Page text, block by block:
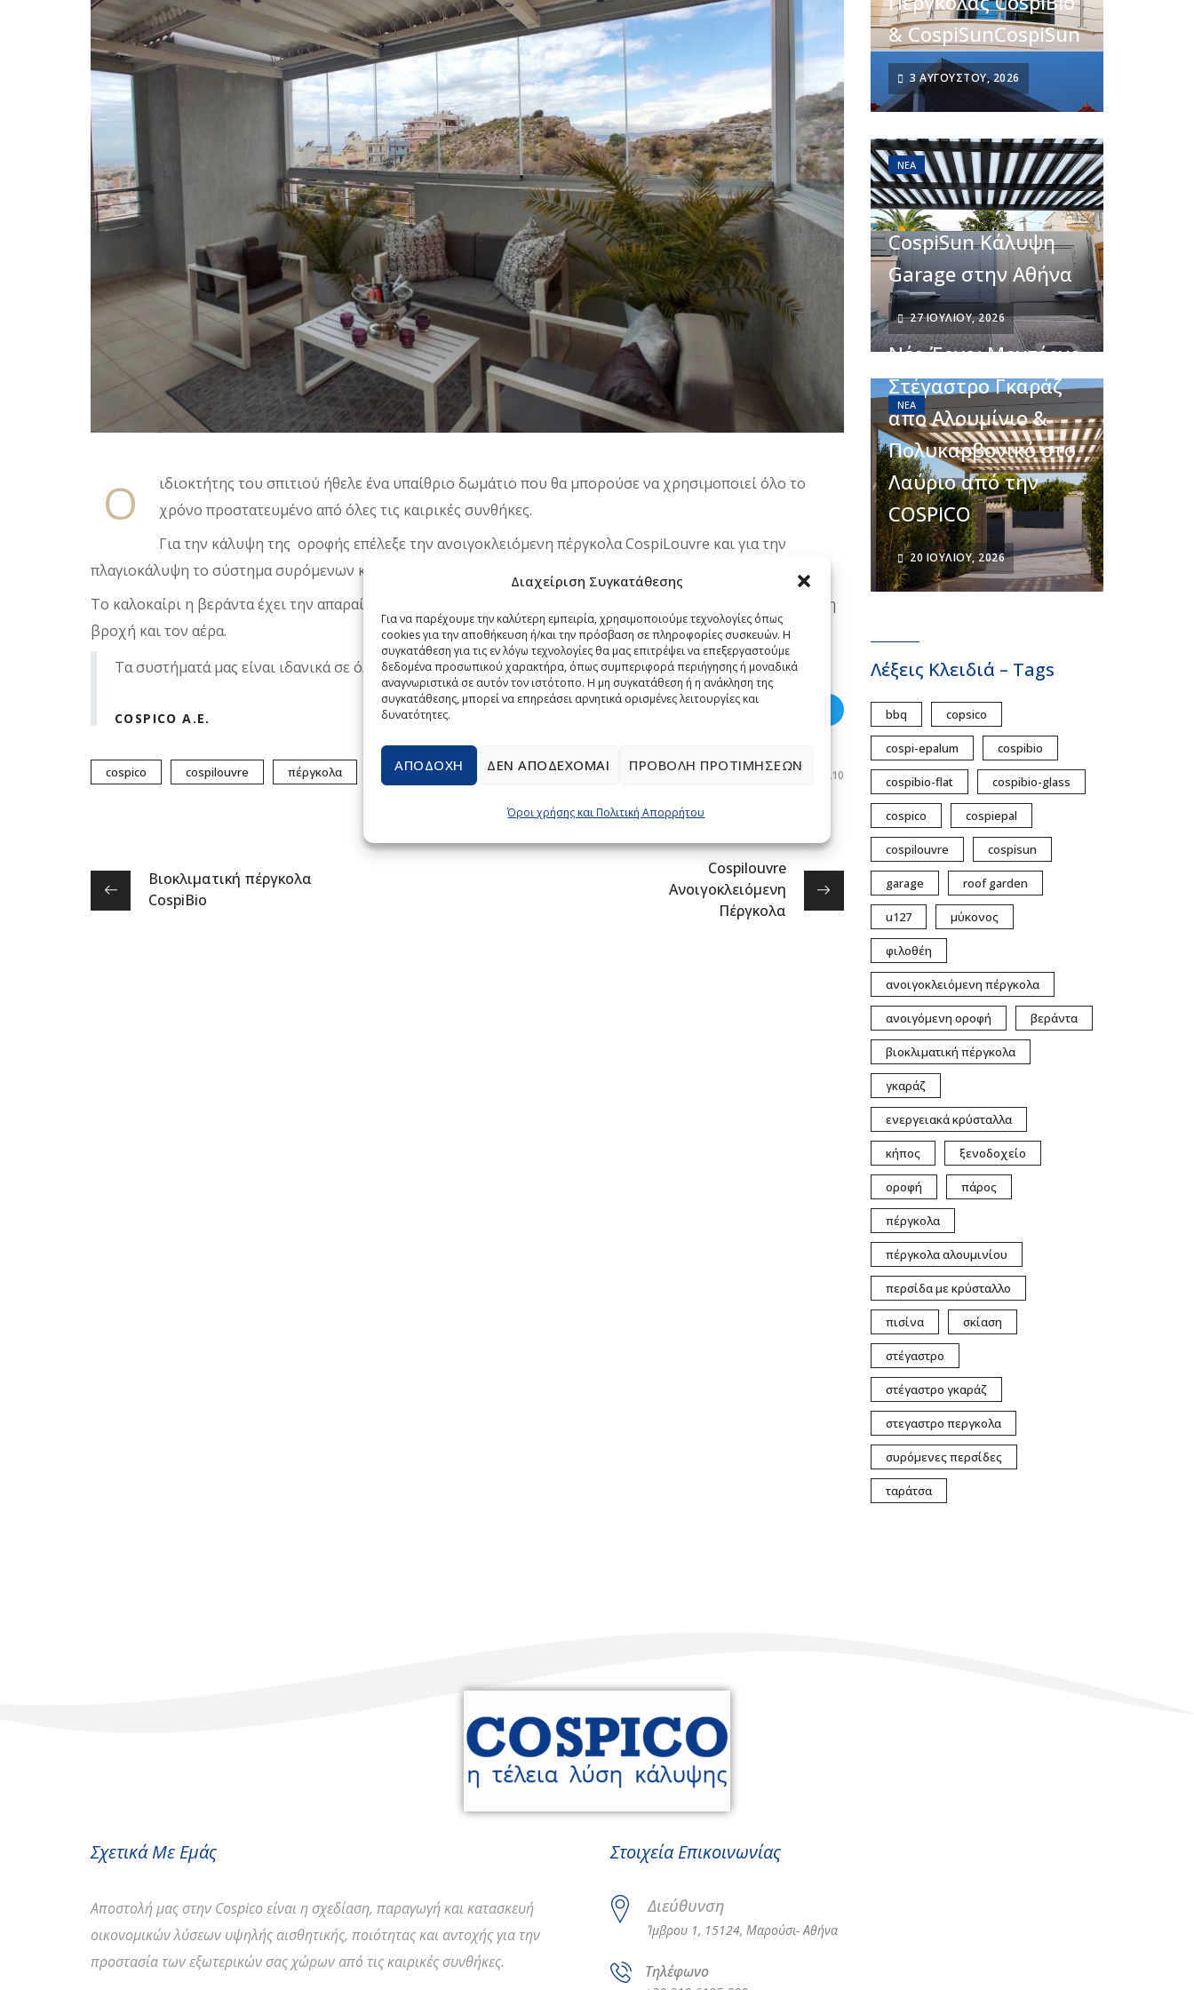
Διαχείριση Συγκατάθεσης
Για να παρέχουμε την καλύτερη εμπειρία, χρησιμοποιούμε τεχνολογίες όπως
cookies για την αποθήκευση ή/και την πρόσβαση σε πληροφορίες συσκευών. Η
συγκατάθεση για τις εν λόγω τεχνολογίες θα μας επιτρέψει να επεξεργαστούμε
δεδομένα προσωπικού χαρακτήρα, όπως συμπεριφορά περιήγησης ή μοναδικά
αναγνωριστικά σε αυτόν τον ιστότοπο. Η μη συγκατάθεση ή η ανάκληση της
συγκατάθεσης, μπορεί να επηρεάσει αρνητικά ορισμένες λειτουργίες και
δυνατότητες.
ΑΠΟΔΟΧΉ ΔΕΝ ΑΠΟΔΈΧΟΜΑΙ ΠΡΟΒΟΛΉ ΠΡΟΤΙΜΉΣΕΩΝ
Όροι χρήσης και Πολιτική Απορρήτου
Ο
ιδιοκτήτης του σπιτιού ήθελε ένα υπαίθριο δωμάτιο που θα μπορούσε να χρησιμοποιεί όλο το
χρόνο προστατευμένο από όλες τις καιρικές συνθήκες.
Για την κάλυψη της οροφής επέλεξε την ανοιγοκλειόμενη πέργκολα CospiLouvre και για την
πλαγιοκάλυψη το σύστημα συρόμενων κρυστάλλων CospiEpal.
Το καλοκαίρι η βεράντα έχει την απαραίτητη σκίαση από την πέργκολα και το χειμώνα προστατεύεται από τη
βροχή και τον αέρα.
Τα συστήματά μας είναι ιδανικά σε όλες τις εποχές του χρόνου!
COSPICO A.E.
cospico cospilouvre πέργκολα 210
Βιοκλιματική πέργκολα
CospiBio
Cospilouvre
Ανοιγοκλειόμενη
Πέργκολα
& CospiSunCospiSun
3 ΑΥΓΟΎΣΤΟΥ, 2026
CospiSun Κάλυψη
Garage στην Αθήνα
27 ΙΟΥΛΊΟΥ, 2026
ΝΈΑ
Νέο Έργο: Μοντέρνο
Στέγαστρο Γκαράζ
από Αλουμίνιο &
Πολυκαρβονικό στο
Λαύριο από την
COSPICO
20 ΙΟΥΛΊΟΥ, 2026
ΝΈΑ
Λέξεις Κλειδιά – Tags
bbq copsico
cospi-epalum cospibio
cospibio-flat cospibio-glass
cospico cospiepal
cospilouvre cospisun
garage roof garden
u127 μύκονος
φιλοθέη
ανοιγοκλειόμενη πέργκολα
ανοιγόμενη οροφή βεράντα
βιοκλιματική πέργκολα
γκαράζ
ενεργειακά κρύσταλλα
κήπος ξενοδοχείο
οροφή πάρος
πέργκολα
πέργκολα αλουμινίου
περσίδα με κρύσταλλο
πισίνα σκίαση
στέγαστρο
στέγαστρο γκαράζ
στεγαστρο περγκολα
συρόμενες περσίδες
ταράτσα
Σχετικά Με Εμάς
Αποστολήμας στην Cospico είναι η σχεδίαση, παραγωγή και κατασκευή
οικονομικών λύσεων υψηλής αισθητικής, ποιότητας και αντοχής για την
προστασία των εξωτερικών σας χώρων από τις καιρικές συνθήκες.
Στοιχεία Επικοινωνίας
Διεύθυνση
Ίμβρου 1, 15124, Μαρούσι- Αθήνα
Τηλέφωνο